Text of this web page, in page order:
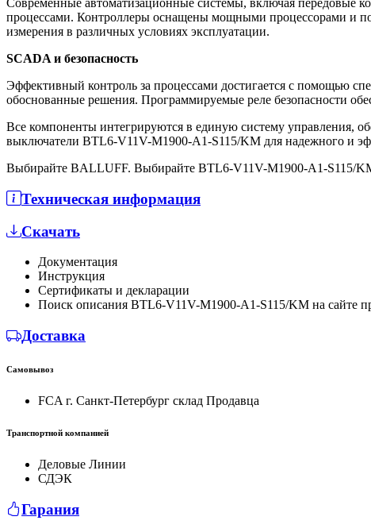
Современные автоматизационные системы, включая передовые
процессами. Контроллеры оснащены мощными процессорами и
измерения в различных условиях эксплуатации.
SCADA и безопасность
Эффективный контроль за процессами достигается с помощью
обоснованные решения. Программируемые реле безопасности
Все компоненты интегрируются в единую систему управления,
выключатели BTL6-V11V-M1900-A1-S115/KM для надежного и
Выбирайте BALLUFF. Выбирайте BTL6-V11V-M1900-A1-S115/
Техническая информация
Скачать
Документация
Инструкция
Сертификаты и декларации
Поиск описания BTL6-V11V-M1900-A1-S115/KM на сайте
Доставка
Самовывоз
FCA г. Санкт-Петербург склад Продавца
Транспортной компанией
Деловые Линии
СДЭК
Гарания